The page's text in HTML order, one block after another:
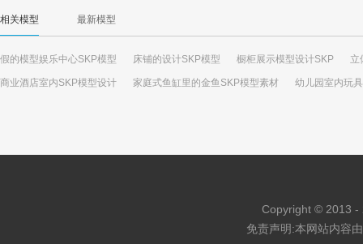
相关模型 最新模型
假的模型娱乐中心SKP模型 床铺的设计SKP模型 橱柜展示模型设计SKP 立
商业酒店室内SKP模型设计 家庭式鱼缸里的金鱼SKP模型素材 幼儿园室内玩
Copyright © 2013 -
免责声明:本网站内容